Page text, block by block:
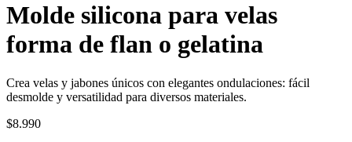
Molde silicona para velas
forma de flan o gelatina
Crea velas y jabones únicos con elegantes ondulaciones: fácil
desmolde y versatilidad para diversos materiales.
$8.990